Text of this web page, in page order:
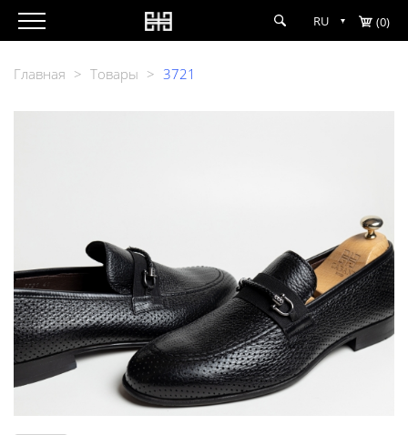
RU (0)
Главная > Товары > 3721